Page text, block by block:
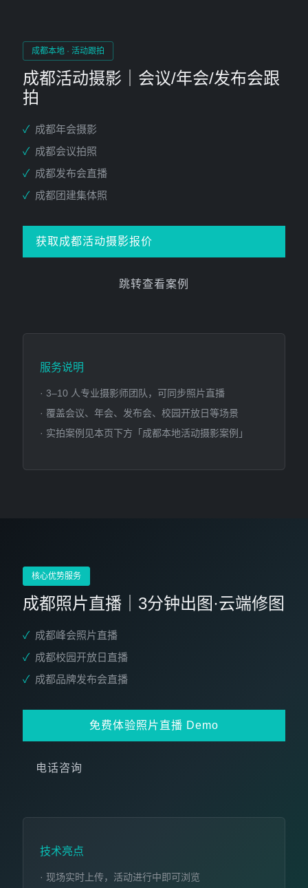
成都本地 · 活动跟拍
成都活动摄影｜会议/年会/发布会跟
拍
✓ 成都年会摄影
✓ 成都会议拍照
✓ 成都发布会直播
✓ 成都团建集体照
获取成都活动摄影报价
跳转查看案例
服务说明
· 3–10 人专业摄影师团队，可同步照片直播
· 覆盖会议、年会、发布会、校园开放日等场景
· 实拍案例见本页下方「成都本地活动摄影案例」
核心优势服务
成都照片直播｜3分钟出图·云端修图
✓ 成都峰会照片直播
✓ 成都校园开放日直播
✓ 成都品牌发布会直播
免费体验照片直播 Demo
电话咨询
技术亮点
· 现场实时上传，活动进行中即可浏览